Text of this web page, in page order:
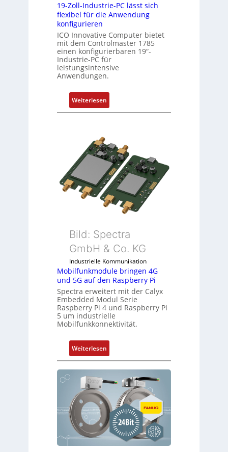
h
s
e
m
e
n
t
e
m
S
p
z
i
a
l
m
b
r
a
n
e
n
19-Zoll-Industrie-PC lässt sich
flexibel für die Anwendung
konfigurieren
ICO Innovative Computer bietet
mit dem Controlmaster 1785
einen konfigurierbaren 19“-
Industrie-PC für
leistungsintensive
Anwendungen.
Weiterlesen:
1
Z
o
l
l
-
I
n
s
t
r
i
e
-
P
C
l
s
s
c
h
f
l
Bild: Spectra
GmbH & Co. KG
Industrielle Kommunikation
Mobilfunkmodule bringen 4G
und 5G auf den Raspberry Pi
Spectra erweitert mit der Calyx
Embedded Modul Serie
Raspberry Pi 4 und Raspberry Pi
5 um industrielle
Mobilfunkkonnektivität.
Weiterlesen:
M
o
b
l
u
n
k